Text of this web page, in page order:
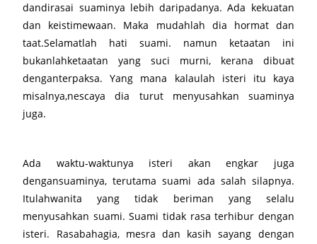
dandirasai suaminya lebih daripadanya. Ada kekuatan
dan keistimewaan. Maka mudahlah dia hormat dan
taat.Selamatlah hati suami. namun ketaatan ini
bukanlahketaatan yang suci murni, kerana dibuat
denganterpaksa. Yang mana kalaulah isteri itu kaya
misalnya,nescaya dia turut menyusahkan suaminya
juga.
Ada waktu-waktunya isteri akan engkar juga
dengansuaminya, terutama suami ada salah silapnya.
Itulahwanita yang tidak beriman yang selalu
menyusahkan suami. Suami tidak rasa terhibur dengan
isteri. Rasabahagia, mesra dan kasih sayang dengan